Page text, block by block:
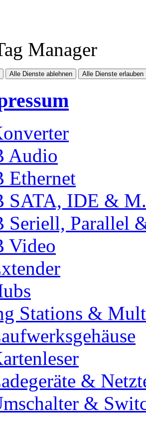
Manager
Alle Dienste ablehnen Alle Dienste erlauben
Audio
Ethernet
SATA, IDE &
Seriell, Parallel
Video
Stations &
&
&